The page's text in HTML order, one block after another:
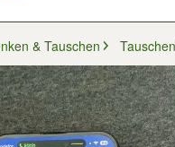
& Tauschen Tauschen